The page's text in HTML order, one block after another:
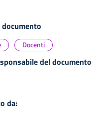
Docenti
del documento
da: